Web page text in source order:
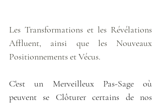
Les Transformations et les Révélations
Affluent, ainsi que les Nouveaux
Positionnements et Vécus.
C'est un Merveilleux Pas-Sage où
peuvent se Clôturer certains de nos